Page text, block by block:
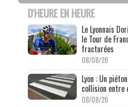
D'HEURE EN HEURE
Le Lyonnais
le Tour de
fracturées
08/08/26
Lyon : Un
collision entre
08/08/26